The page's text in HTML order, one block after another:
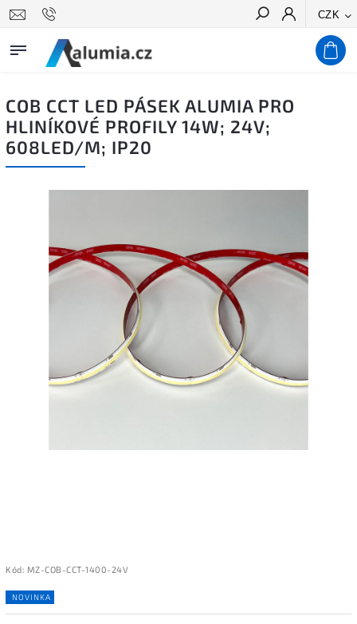
CZK
Hledat
COB CCT LED PÁSEK ALUMIA PRO
HLINÍKOVÉ PROFILY 14W; 24V;
608LED/M; IP20
Kód: MZ-COB-CCT-1400-24V
NOVINKA